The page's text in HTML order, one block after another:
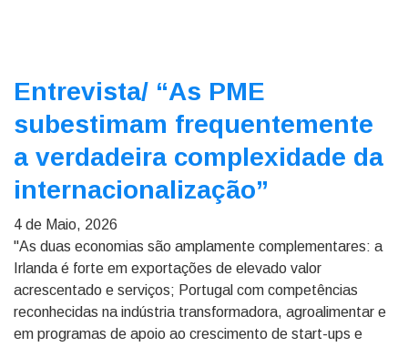
Entrevista/ “As PME
subestimam frequentemente
a verdadeira complexidade da
internacionalização”
4 de Maio, 2026
"As duas economias são amplamente complementares: a
Irlanda é forte em exportações de elevado valor
acrescentado e serviços; Portugal com competências
reconhecidas na indústria transformadora, agroalimentar e
em programas de apoio ao crescimento de start-ups e